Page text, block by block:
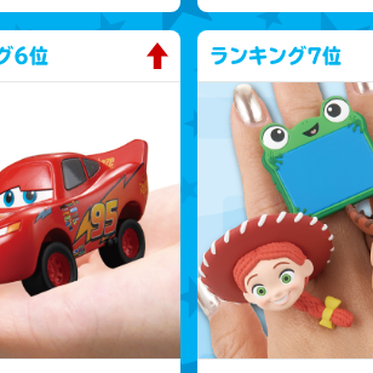
6位 ランキング7位